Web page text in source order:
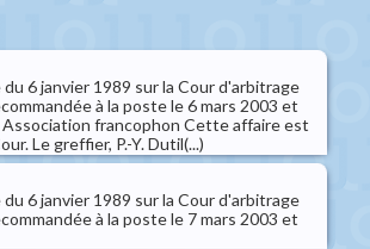
6 janvier 1989 sur la Cour d'arbitrage
à la poste le 6 mars 2003 et
Association francophon Cette affaire est
Le greffier, P.-Y. Dutil(...)
6 janvier 1989 sur la Cour d'arbitrage
à la poste le 7 mars 2003 et